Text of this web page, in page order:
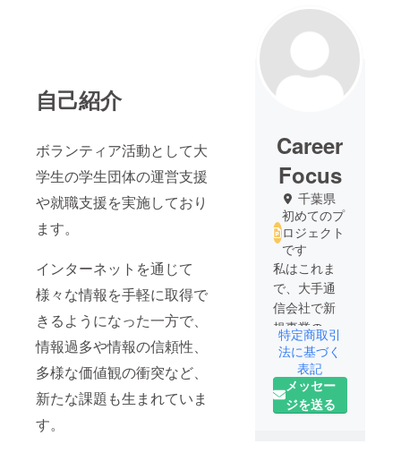
自己紹介
ボランティア活動として大
学生の学生団体の運営支援
や就職支援を実施しており
ます。
インターネットを通じて
様々な情報を手軽に取得で
きるようになった一方で、
情報過多や情報の信頼性、
多様な価値観の衝突など、
新たな課題も生まれていま
す。
Career
Focus
千葉県
初めてのプ
ロジェクト
です
私はこれま
で、大手通
信会社で新
規事業の立
ち上げと運
用に携わっ
てきまし
た。常に社
特定商取引
法に基づく
表記
メッセー
ジを送る